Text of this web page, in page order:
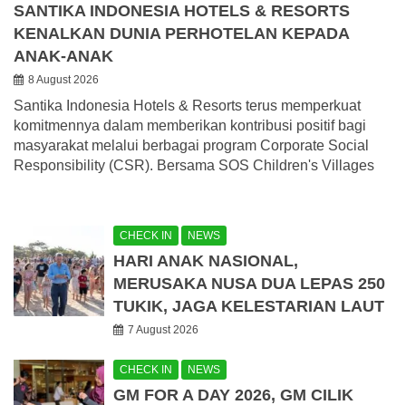
SANTIKA INDONESIA HOTELS & RESORTS
KENALKAN DUNIA PERHOTELAN KEPADA
ANAK-ANAK
8 August 2026
Santika Indonesia Hotels & Resorts terus memperkuat
komitmennya dalam memberikan kontribusi positif bagi
masyarakat melalui berbagai program Corporate Social
Responsibility (CSR). Bersama SOS Children's Villages
CHECK IN NEWS
HARI ANAK NASIONAL,
MERUSAKA NUSA DUA LEPAS 250
TUKIK, JAGA KELESTARIAN LAUT
7 August 2026
CHECK IN NEWS
GM FOR A DAY 2026, GM CILIK